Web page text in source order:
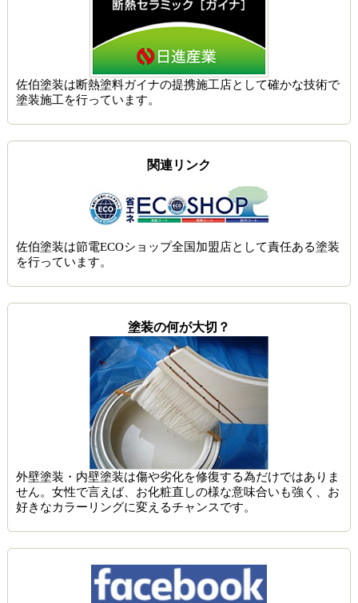
佐伯塗装は断熱塗料ガイナの提携施工店として確かな技術で
塗装施工を行っています。
関連リンク
佐伯塗装は節電ECOショップ全国加盟店として責任ある塗装
を行っています。
塗装の何が大切？
外壁塗装・内壁塗装は傷や劣化を修復する為だけではありま
せん。女性で言えば、お化粧直しの様な意味合いも強く、お
好きなカラーリングに変えるチャンスです。